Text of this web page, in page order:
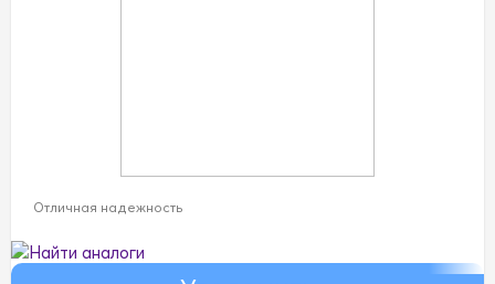
Отличная надежность
Найти аналоги